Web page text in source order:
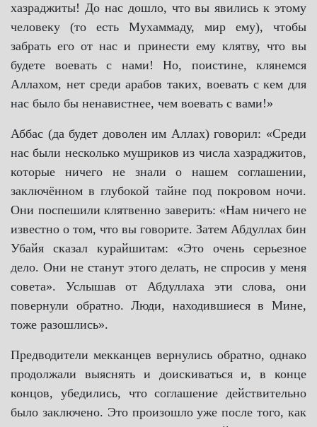
хазраджиты! До нас дошло, что вы явились к этому
человеку (то есть Мухаммаду, мир ему), чтобы
забрать его от нас и принести ему клятву, что вы
будете воевать с нами! Но, поистине, клянемся
Аллахом, нет среди арабов таких, воевать с кем для
нас было бы ненавистнее, чем воевать с вами!»
Аббас (да будет доволен им Аллах) говорил: «Среди
нас были несколько мушриков из числа хазраджитов,
которые ничего не знали о нашем соглашении,
заключённом в глубокой тайне под покровом ночи.
Они поспешили клятвенно заверить: «Нам ничего не
известно о том, что вы говорите. Затем Абдуллах бин
Убайя сказал курайшитам: «Это очень серьезное
дело. Они не станут этого делать, не спросив у меня
совета». Услышав от Абдуллаха эти слова, они
повернули обратно. Люди, находившиеся в Мине,
тоже разошлись».
Предводители мекканцев вернулись обратно, однако
продолжали выяснять и доискиваться и, в конце
концов, убедились, что соглашение действительно
было заключено. Это произошло уже после того, как